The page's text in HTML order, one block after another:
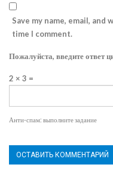
Save my name, email,
time I comment.
Пожалуйста, введите ответ
2 × 3 =
Анти-спам: выполните задание